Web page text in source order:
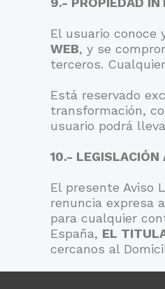
El usuario
WEB, y se
terceros.
Está reservado
transformación,
usuario podrá
10.- LEGISLACIÓN
El presente Aviso
renuncia expresa
para cualquier
España, EL
cercanos al